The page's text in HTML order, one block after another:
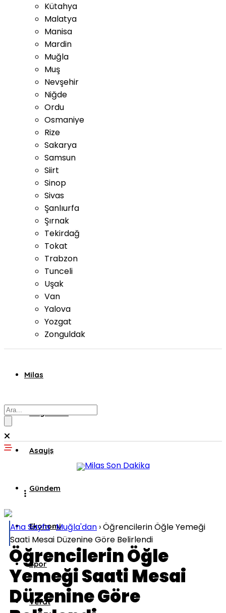
Kütahya
Malatya
Manisa
Mardin
Muğla
Muş
Nevşehir
Niğde
Ordu
Osmaniye
Rize
Sakarya
Samsun
Siirt
Sinop
Sivas
Şanlıurfa
Şırnak
Tekirdağ
Tokat
Trabzon
Tunceli
Uşak
Van
Yalova
Yozgat
Zonguldak
Milas
Muğla’dan
Asayiş
Gündem
Ekonomi
Spor
Vefat
Ana Sayfa›Muğla'dan ›Öğrencilerin Öğle Yemeği
Saati Mesai Düzenine Göre Belirlendi
Öğrencilerin Öğle
Yemeği Saati Mesai
Düzenine Göre